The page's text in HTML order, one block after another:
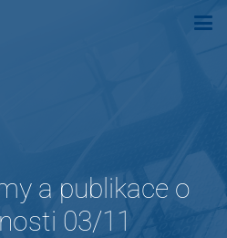
a publikace o
03/11